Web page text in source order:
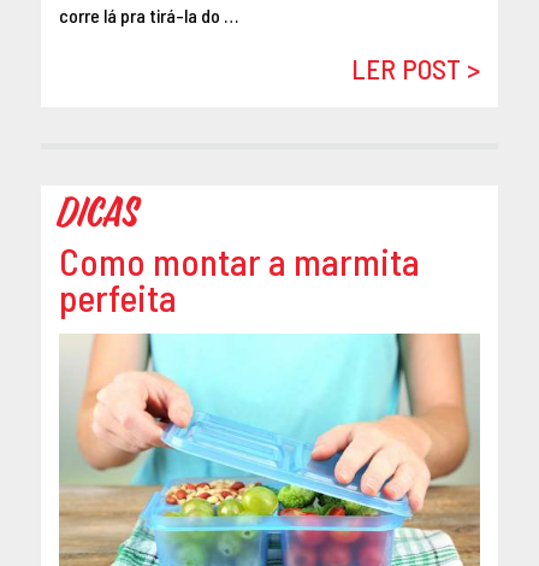
DEZEMBRO 2014
corre lá pra tirá-la do …
LER POST >
Dicas
Como montar a marmita
perfeita